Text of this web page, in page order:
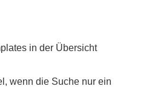
in der Übersicht
wenn die Suche nur ein